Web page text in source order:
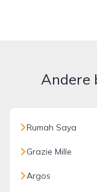
Andere
Rumah Saya
Grazie Mille
Argos